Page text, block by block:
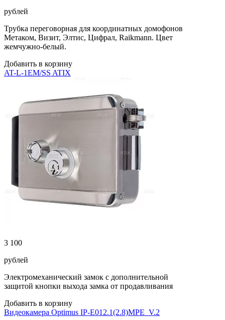
рублей
Трубка переговорная для координатных домофонов
Метаком, Визит, Элтис, Цифрал, Raikmann. Цвет
жемчужно-белый.
Добавить в корзину
AT-L-1EM/SS ATIX
3 100
рублей
Электромеханический замок с дополнительной
защитой кнопки выхода замка от продавливания
Добавить в корзину
Видеокамера Optimus IP-E012.1(2.8)MPE_V.2